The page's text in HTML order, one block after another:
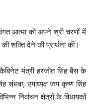
आत्मा को अपने श्री चरणों में
शक्ति देने की प्रार्थना की।
मंत्री हरजोत सिंह बैंस के
संधवा, उपाध्यक्ष जय कृष्ण सिंह
निर्वाचन क्षेत्रों के विधायकों